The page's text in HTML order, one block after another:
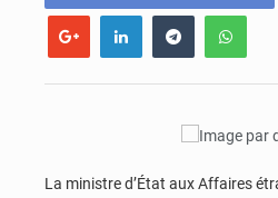
La ministre d’État aux Affaires